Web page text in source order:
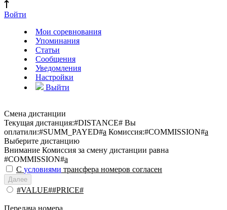
Войти
Мои соревнования
Упоминания
Статьи
Сообщения
Уведомления
Настройки
Выйти
Смена дистанции
Текущая дистанция:#DISTANCE# Вы
оплатили:#SUMM_PAYED#a Комиссия:#COMMISSION#a
Выберите дистанцию
Внимание Комиссия за смену дистанции равна
#COMMISSION#a
С условиями трансфера номеров согласен
Далее
#VALUE##PRICE#